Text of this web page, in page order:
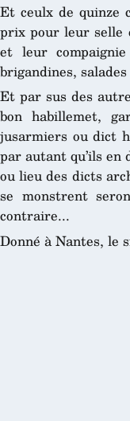
Et ceulx de quinze
prix pour leur selle
et leur
brigandines,
Et par sus des
bon habillemet,
jusarmiers ou dict
par autant qu’ils en
ou lieu des dicts
se monstrent
contraire...
Donné à Nantes, le